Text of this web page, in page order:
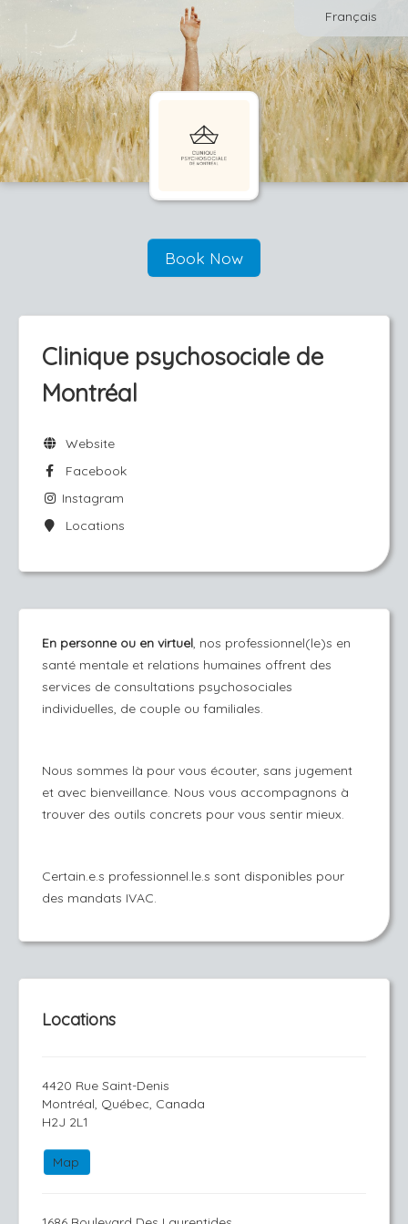
Français
Book Now
Clinique psychosociale de
Montréal
Website
Facebook
Instagram
Locations
En personne ou en virtuel, nos professionnel(le)s en
santé mentale et relations humaines offrent des
services de consultations psychosociales
individuelles, de couple ou familiales.
Nous sommes là pour vous écouter, sans jugement
et avec bienveillance. Nous vous accompagnons à
trouver des outils concrets pour vous sentir mieux.
Certain.e.s professionnel.le.s sont disponibles pour
des mandats IVAC.
Locations
4420 Rue Saint-Denis
Montréal, Québec, Canada
H2J 2L1
Map